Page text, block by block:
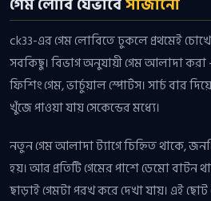
গেম লোবি যেভাবেসাজানো
ck33-এর গেম লোবিতে ঢুকলে প্রথমেই
সবকিছু। বিভাগ অনুযায়ী গেম আলাদা করা
ফিশিং গেম, ভার্চুয়াল স্পোর্টস। সার্চ বার
খুঁজে পাওয়া যায় সেকেন্ডের মধ্যে।
নতুন গেম আলাদা ট্যাগে চিহ্নিত থাকে,
হয়। আর প্রতিটি গেমের পাশে ডেমো
ছাড়াই গেমটা পরখ করে দেখা যায়। এই